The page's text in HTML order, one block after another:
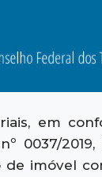
em
0037/
de imóvel